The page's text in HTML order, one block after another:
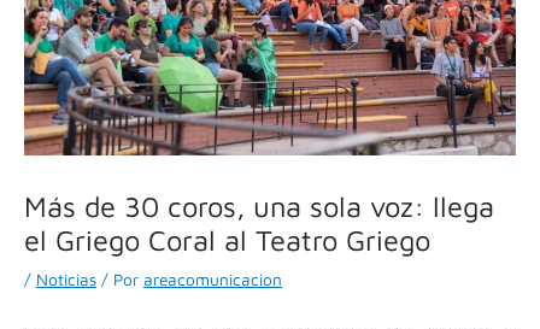
Más de 30 coros, una sola voz: llega
el Griego Coral al Teatro Griego
/ Noticias / Por areacomunicacion